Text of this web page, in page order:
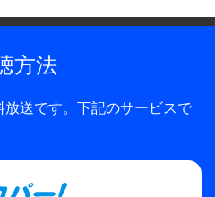
方法
送です。下記のサービスで